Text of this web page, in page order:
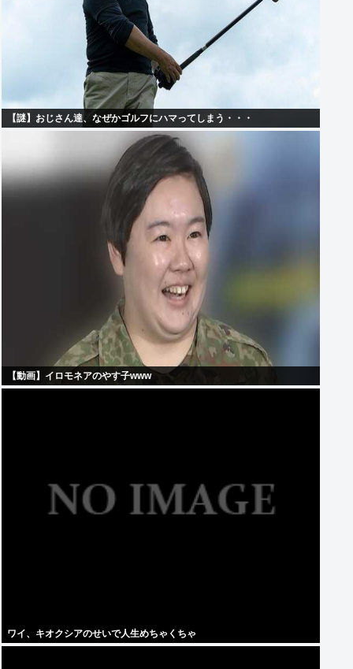
【謎】おじさん達、なぜかゴルフにハマってしまう・・・
【動画】イロモネアのやす子www
ワイ、キオクシアのせいで人生めちゃくちゃ